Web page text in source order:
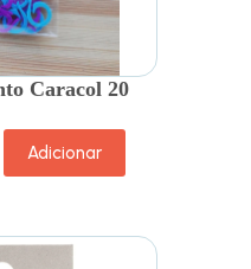
Caracol 20
Adicionar